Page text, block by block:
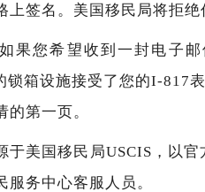
上签名。美国移民局将拒绝
果您希望收到一封电子
锁箱设施接受了您的I-817
的第一页。
于美国移民局USCIS，以
服务中心客服人员。